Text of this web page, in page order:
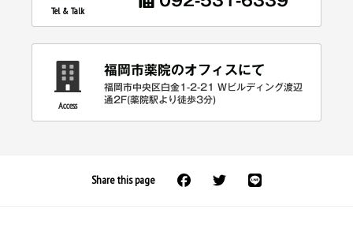
Tel & Talk
Access
福岡市薬院のオフィスにて
福岡市中央区白金1-2-21 Wビルディング渡辺
通2F(薬院駅より徒歩3分)
Share this page